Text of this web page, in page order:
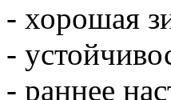
- хорошая
-
- раннее